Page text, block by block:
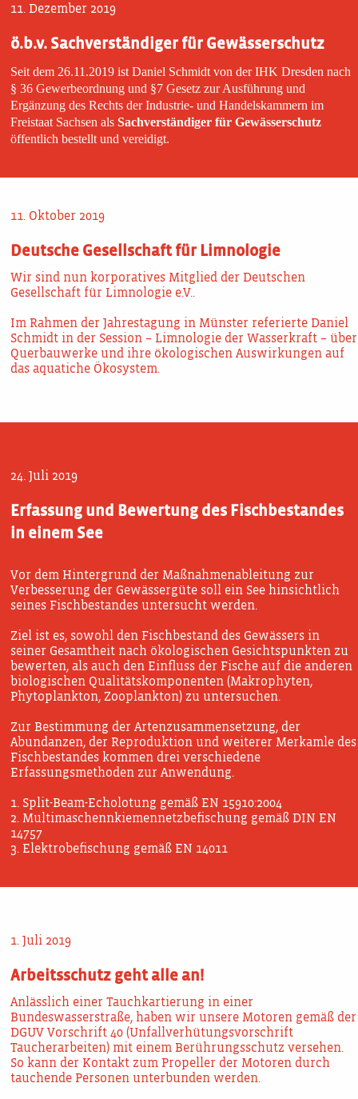
11. Dezember 2019
ö.b.v. Sachverständiger für Gewässerschutz
Seit dem 26.11.2019 ist Daniel Schmidt von der IHK Dresden nach
§ 36 Gewerbeordnung und §7 Gesetz zur Ausführung und
Ergänzung des Rechts der Industrie- und Handelskammern im
Freistaat Sachsen alsSachverständiger für Gewässerschutz
öffentlich bestellt und vereidigt.
11. Oktober 2019
Deutsche Gesellschaft für Limnologie
Wir sind nun korporatives Mitglied der Deutschen
Gesellschaft für Limnologie e.V..
Im Rahmen der Jahrestagung in Münster referierte Daniel
Schmidt in der Session – Limnologie der Wasserkraft – über
Querbauwerke und ihre ökologischen Auswirkungen auf
das aquatiche Ökosystem.
24. Juli 2019
Erfassung und Bewertung des Fischbestandes
in einem See
Vor dem Hintergrund der Maßnahmenableitung zur
Verbesserung der Gewässergüte soll ein See hinsichtlich
seines Fischbestandes untersucht werden.
Ziel ist es, sowohl den Fischbestand des Gewässers in
seiner Gesamtheit nach ökologischen Gesichtspunkten zu
bewerten, als auch den Einfluss der Fische auf die anderen
biologischen Qualitätskomponenten (Makrophyten,
Phytoplankton, Zooplankton) zu untersuchen.
Zur Bestimmung der Artenzusammensetzung, der
Abundanzen, der Reproduktion und weiterer Merkamle des
Fischbestandes kommen drei verschiedene
Erfassungsmethoden zur Anwendung.
1. Split-Beam-Echolotung gemäß EN 15910:2004
2. Multimaschennkiemennetzbefischung gemäß DIN EN
14757
3. Elektrobefischung gemäß EN 14011
1. Juli 2019
Arbeitsschutz geht alle an!
Anlässlich einer Tauchkartierung in einer
Bundeswasserstraße, haben wir unsere Motoren gemäß der
DGUV Vorschrift 40 (Unfallverhütungsvorschrift
Taucherarbeiten) mit einem Berührungsschutz versehen.
So kann der Kontakt zum Propeller der Motoren durch
tauchende Personen unterbunden werden.